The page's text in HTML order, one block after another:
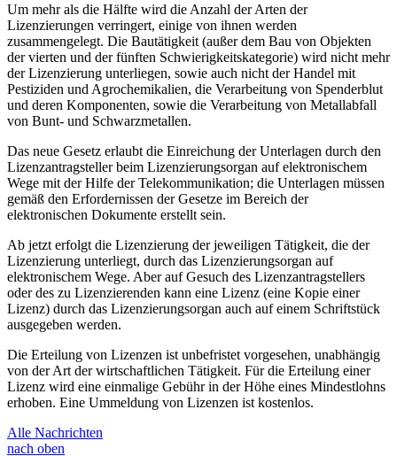
Um mehr als die Hälfte wird die Anzahl der Arten der
Lizenzierungen verringert, einige von ihnen werden
zusammengelegt. Die Bautätigkeit (außer dem Bau von Objekten
der vierten und der fünften Schwierigkeitskategorie) wird nicht mehr
der Lizenzierung unterliegen, sowie auch nicht der Handel mit
Pestiziden und Agrochemikalien, die Verarbeitung von Spenderblut
und deren Komponenten, sowie die Verarbeitung von Metallabfall
von Bunt- und Schwarzmetallen.
Das neue Gesetz erlaubt die Einreichung der Unterlagen durch den
Lizenzantragsteller beim Lizenzierungsorgan auf elektronischem
Wege mit der Hilfe der Telekommunikation; die Unterlagen müssen
gemäß den Erfordernissen der Gesetze im Bereich der
elektronischen Dokumente erstellt sein.
Ab jetzt erfolgt die Lizenzierung der jeweiligen Tätigkeit, die der
Lizenzierung unterliegt, durch das Lizenzierungsorgan auf
elektronischem Wege. Aber auf Gesuch des Lizenzantragstellers
oder des zu Lizenzierenden kann eine Lizenz (eine Kopie einer
Lizenz) durch das Lizenzierungsorgan auch auf einem Schriftstück
ausgegeben werden.
Die Erteilung von Lizenzen ist unbefristet vorgesehen, unabhängig
von der Art der wirtschaftlichen Tätigkeit. Für die Erteilung einer
Lizenz wird eine einmalige Gebühr in der Höhe eines Mindestlohns
erhoben. Eine Ummeldung von Lizenzen ist kostenlos.
Alle Nachrichten
nach oben